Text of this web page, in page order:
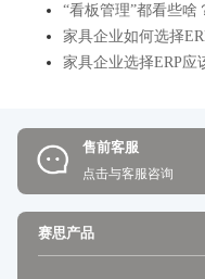
“看板管理”都看些啥
家具企业如何选择
家具企业选择ERP应
售前客服
点击与客服咨询
赛思产品